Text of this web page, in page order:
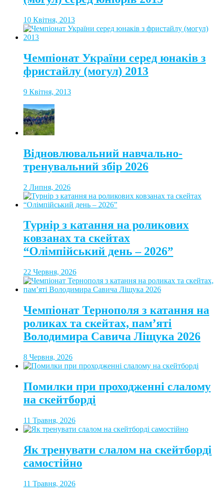
10 Квітня, 2013
Чемпіонат України серед юнаків з
фристайлу (могул) 2013
9 Квітня, 2013
Відновлювальний навчально-
тренувальний збір 2026
2 Липня, 2026
Турнір з катання на роликових
ковзанах та скейтах
“Олімпійський день – 2026”
22 Червня, 2026
Чемпіонат Тернополя з катання на
роликах та скейтах, пам’яті
Володимира Савича Ліщука 2026
8 Червня, 2026
Помилки при проходженні слалому
на скейтборді
11 Травня, 2026
Як тренувати слалом на скейтборді
самостійно
11 Травня, 2026